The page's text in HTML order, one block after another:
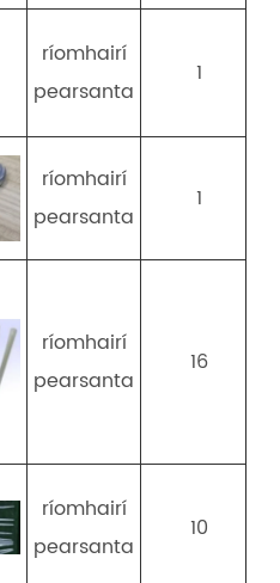
ríomhairí
pearsanta
1
ríomhairí
pearsanta
1
ríomhairí
pearsanta
16
ríomhairí
pearsanta
10